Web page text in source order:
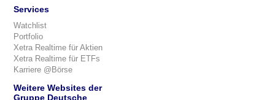
Services
Watchlist
Portfolio
Xetra Realtime für Aktien
Xetra Realtime für ETFs
Karriere @Börse
Weitere Websites der
Gruppe Deutsche